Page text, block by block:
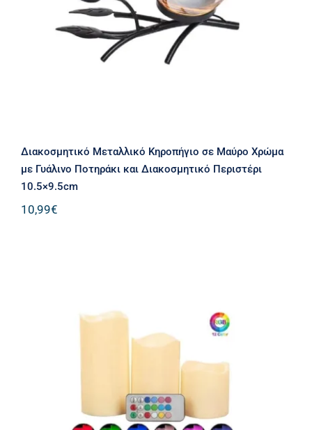
10.5×9.5cm
Διακοσμητικό Μεταλλικό Κηροπήγιο σε Μαύρο Χρώμα
με Γυάλινο Ποτηράκι και Διακοσμητικό Περιστέρι
10.5×9.5cm
10,99€
Διακοσμητικό Φωτιστικό Σετ 3 ΤΜΧ
Τηλεχειριστήριο Μπαταρίας σε Λευκό
Χρώμα-Glow Candles – Flameless
Color-Changing Candles Λευκό